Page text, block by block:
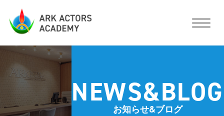
アークアクターズアカデミーについて
コース・予約方法・料金
NEWS&BLOG
お知らせ&ブログ